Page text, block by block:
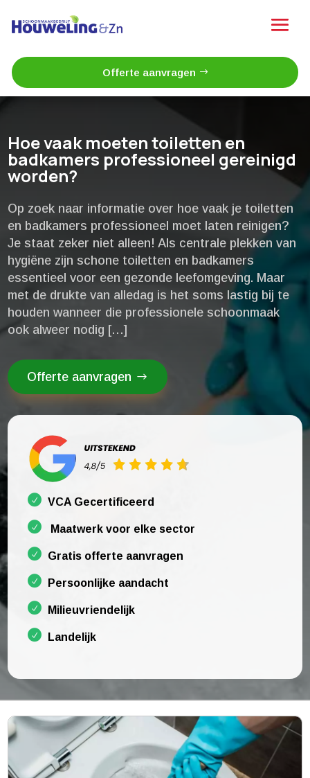
Offerte aanvragen
Hoe vaak moeten toiletten en
badkamers professioneel gereinigd
worden?
Op zoek naar informatie over hoe vaak je toiletten
en badkamers professioneel moet laten reinigen?
Je staat zeker niet alleen! Als centrale plekken van
hygiëne zijn schone toiletten en badkamers
essentieel voor een gezonde leefomgeving.​ Maar
met de drukte van alledag is het soms lastig bij te
houden wanneer die professionele schoonmaak
ook alweer nodig […]
Offerte aanvragen
VCA Gecertificeerd
Maatwerk voor elke sector
Gratis offerte aanvragen
Persoonlijke aandacht
Milieuvriendelijk
Landelijk